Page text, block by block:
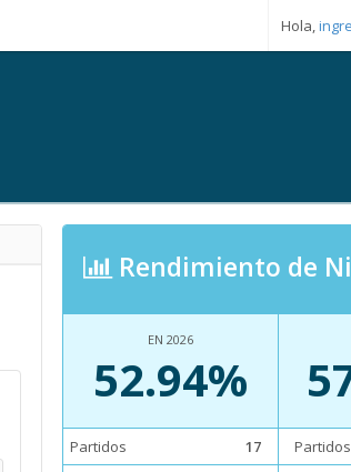
Hola,
Rendimiento de
EN 2026
52.94%
Partidos
17
Partidos